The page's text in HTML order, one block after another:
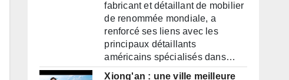
fabricant et détaillant de mobilier
de renommée mondiale, a
renforcé ses liens avec les
principaux détaillants
américains spécialisés dans…
Xiong'an : une ville meilleure